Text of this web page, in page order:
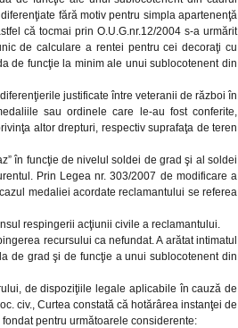
fără motiv pentru simpla apartenenţă
că tocmai prin O.U.G.nr.12/2004 s-a urmărit
de calculare a rentei pentru cei decoraţi cu
de funcţie la minim ale unui sublocotenent din
justificate între veteranii de război în
sau ordinele care le-au fost conferite,
altor drepturi, respectiv suprafaţa de teren
în funcţie de nivelul soldei de grad şi al soldei
Prin Legea nr. 303/2007 de modificare a
medaliei acordate reclamantului se referea
respingerii acţiunii civile a reclamantului.
recursului ca nefundat. A arătat intimatul
de grad şi de funcţie a unui sublocotenent din
de dispoziţiile legale aplicabile în cauză de
civ., Curtea constată că hotărârea instanţei de
pentru următoarele considerente: